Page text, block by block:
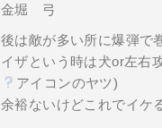
金堀 弓
後は敵が多い所に爆弾で
イザという時は犬or左右
アイコンのヤツ)
余裕ないけどこれでイケ